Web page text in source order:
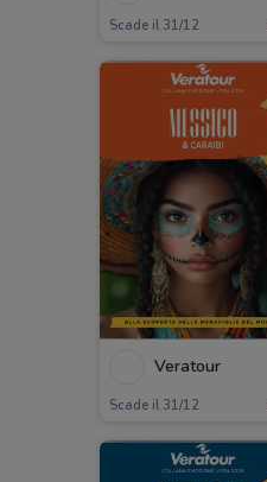
Scade il 31/12
Veratour
Scade il 31/12